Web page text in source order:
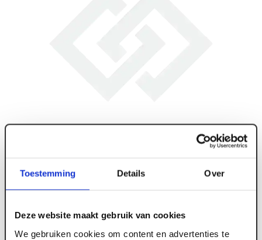
Toestemming Details Over
Deze website maakt gebruik van cookies
We gebruiken cookies om content en advertenties te